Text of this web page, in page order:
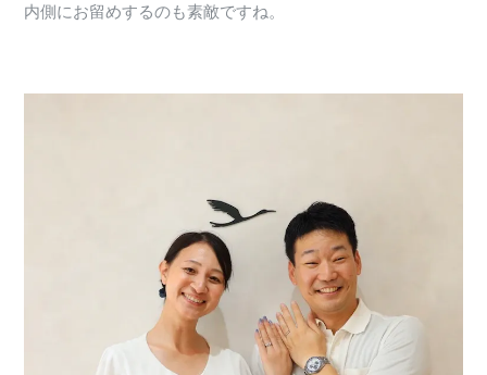
内側にお留めするのも素敵ですね。